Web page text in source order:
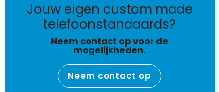
jouw eigen custom made
telefoonstandaards?
Neem contact op voor de
mogelijkheden.
Neem contact op